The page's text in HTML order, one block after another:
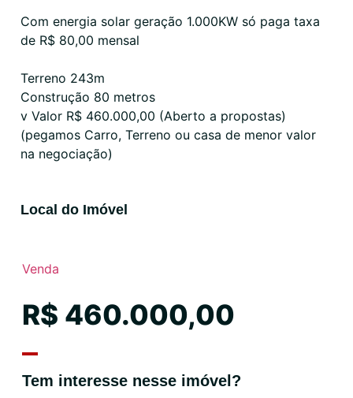
Com energia solar geração 1.000KW só paga taxa
de R$ 80,00 mensal
Terreno 243m
Construção 80 metros
v Valor R$ 460.000,00 (Aberto a propostas)
(pegamos Carro, Terreno ou casa de menor valor
na negociação)
Local do Imóvel
Venda
R$ 460.000,00
Tem interesse nesse imóvel?